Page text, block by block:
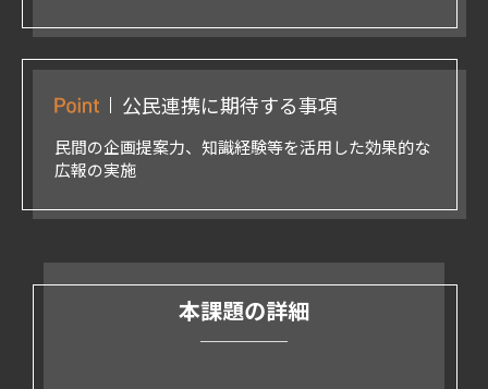
公民連携に期待する事項
民間の企画提案力、知識経験等を活用した効果的な
広報の実施
本課題の詳細